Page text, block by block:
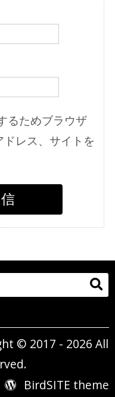
るためブラウザ
レス、サイトを
© 2017 - 2026 All
BirdSITE theme